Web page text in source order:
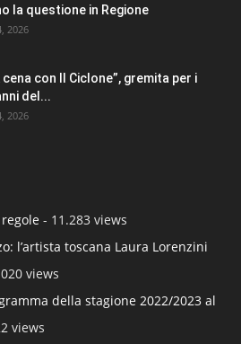
la questione in Regione
2026
cena con Il Ciclone”, gremita per i
del...
2026
- 11.283 views
l’artista toscana Laura Lorenzini
views
della stagione 2022/2023 al
views